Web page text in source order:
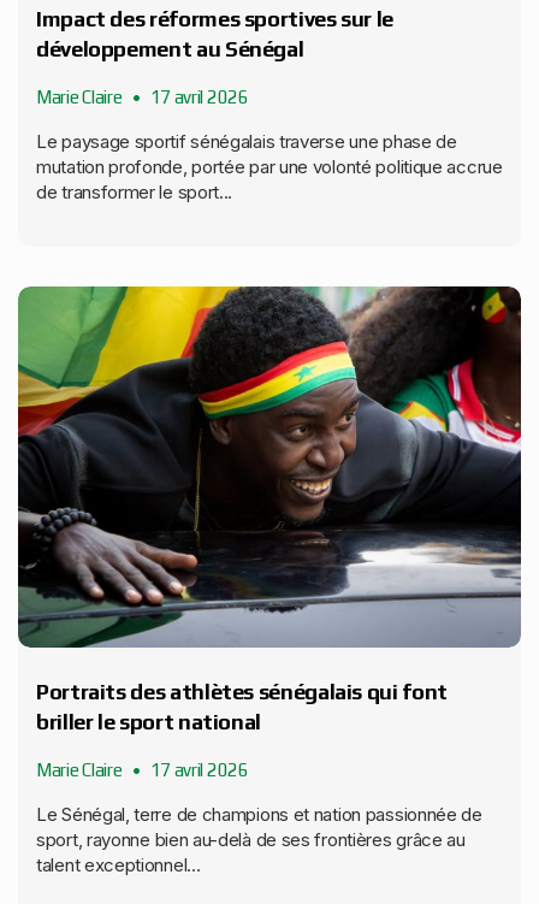
Impact des réformes sportives sur le
développement au Sénégal
Marie Claire 17 avril 2026
Le paysage sportif sénégalais traverse une phase de
mutation profonde, portée par une volonté politique accrue
de transformer le sport...
Portraits des athlètes sénégalais qui font
briller le sport national
Marie Claire 17 avril 2026
Le Sénégal, terre de champions et nation passionnée de
sport, rayonne bien au-delà de ses frontières grâce au
talent exceptionnel...